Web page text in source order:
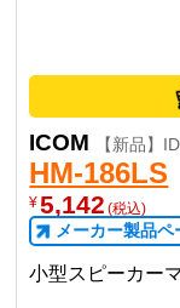
ICOM 【新品】
HM-186LS
¥5,142 (税込)
メーカー製品ペ
小型スピーカー